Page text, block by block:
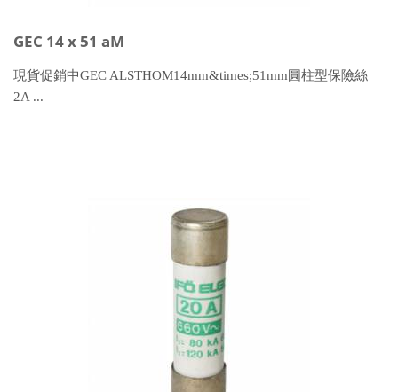
GEC 14 x 51 aM
現貨促銷中GEC ALSTHOM14mm&times;51mm圓柱型保險絲
2A ...